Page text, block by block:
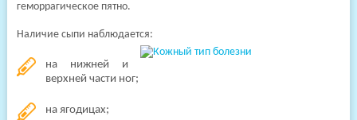
геморрагическое пятно.
Наличие сыпи наблюдается:
на нижней и
верхней части ног;
на ягодицах;